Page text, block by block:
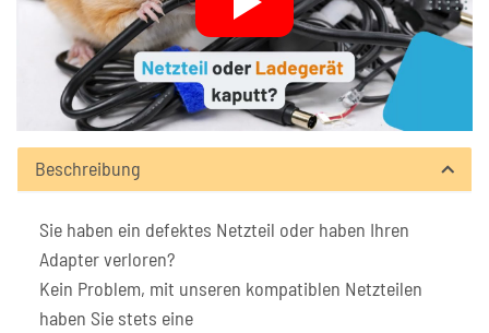
Beschreibung
Sie haben ein defektes Netzteil oder haben Ihren
Adapter verloren?
Kein Problem, mit unseren kompatiblen Netzteilen
haben Sie stets eine